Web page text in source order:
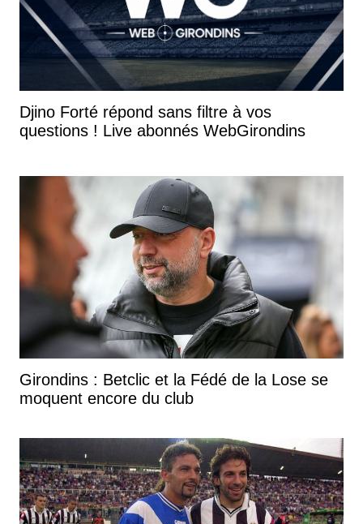
Djino Forté répond sans filtre à vos
questions ! Live abonnés WebGirondins
Girondins : Betclic et la Fédé de la Lose se
moquent encore du club